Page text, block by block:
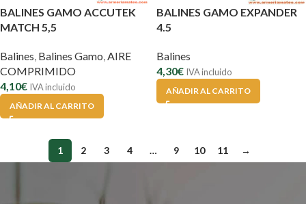
BALINES GAMO ACCUTEK
MATCH 5,5
Balines, Balines Gamo,AIRE
COMPRIMIDO
4,10€ IVA incluido
AÑADIR AL CARRITO
BALINES GAMO EXPANDER
4.5
Balines
4,30€ IVA incluido
AÑADIR AL CARRITO
1 2 3 4 … 9 10 11 →